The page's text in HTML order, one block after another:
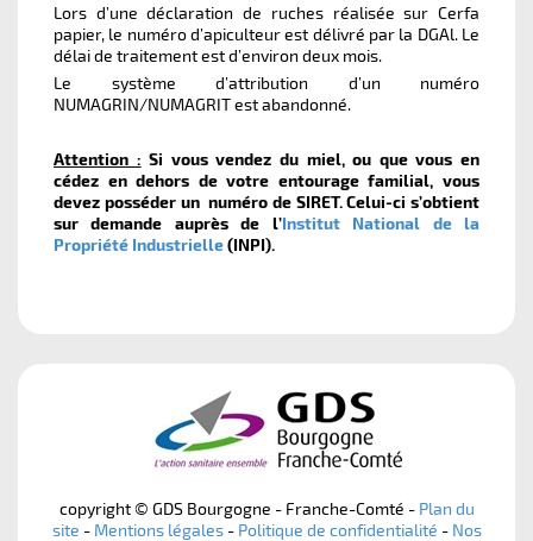
Lors d’une déclaration de ruches réalisée sur Cerfa
papier, le numéro d’apiculteur est délivré par la DGAl. Le
délai de traitement est d’environ deux mois.
Le système d’attribution d’un numéro
NUMAGRIN/NUMAGRIT est abandonné.
Attention : Si vous vendez du miel, ou que vous en
cédez en dehors de votre entourage familial, vous
devez posséder un numéro de SIRET. Celui-ci s’obtient
sur demande auprès de l’Institut National de la
Propriété Industrielle(INPI).
copyright © GDS Bourgogne - Franche-Comté - Plan du
site - Mentions légales- Politique de confidentialité - Nos